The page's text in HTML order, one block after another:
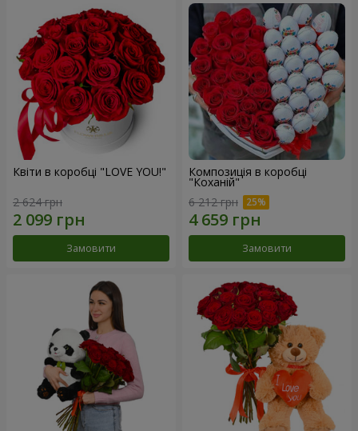
Квіти в коробці "LOVE YOU!"
2 624 грн
Замовити
Композиція в коробці
"Коханій"
6 212 грн
Замовити